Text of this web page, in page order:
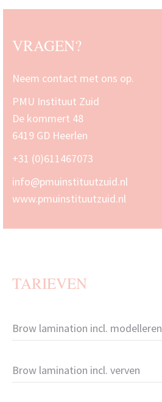
VRAGEN?
Neem contact met ons op.
PMU Instituut Zuid
De kommert 48
6419 GD Heerlen
+31 (0)611467073
info@pmuinstituutzuid.nl
www.pmuinstituutzuid.nl
TARIEVEN
Brow lamination incl. modelleren
Brow lamination incl. verven